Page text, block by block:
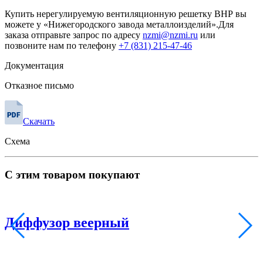
Купить нерегулируемую вентиляционную решетку ВНР вы
можете у «Нижегородского завода металлоизделий».Для
заказа отправьте запрос по адресу nzmi@nzmi.ru или
позвоните нам по телефону +7 (831) 215-47-46
Документация
Отказное письмо
Скачать
Схема
С этим товаром покупают
Диффузор веерный